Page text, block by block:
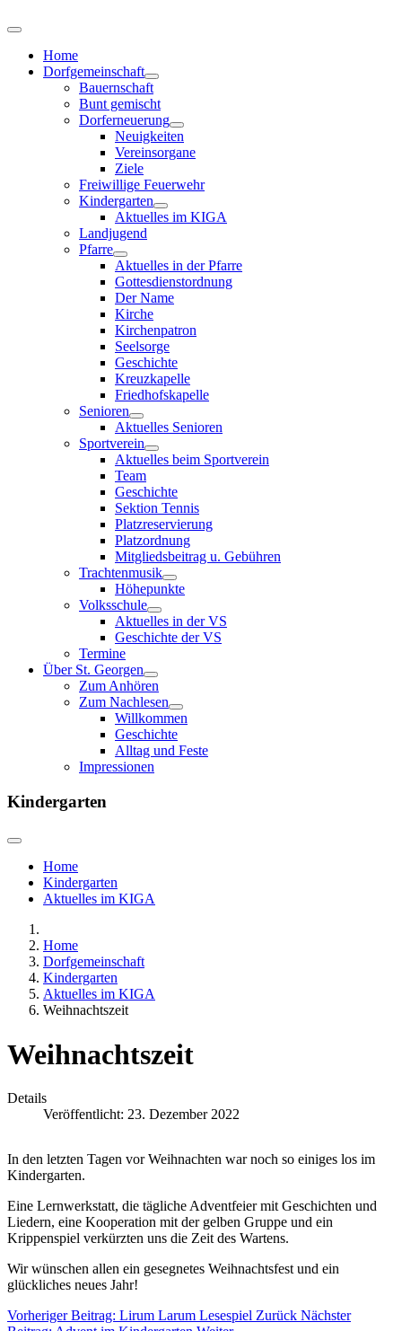
Home
Dorfgemeinschaft
Bauernschaft
Bunt gemischt
Dorferneuerung
Neuigkeiten
Vereinsorgane
Ziele
Freiwillige Feuerwehr
Kindergarten
Aktuelles im KIGA
Landjugend
Pfarre
Aktuelles in der Pfarre
Gottesdienstordnung
Der Name
Kirche
Kirchenpatron
Seelsorge
Geschichte
Kreuzkapelle
Friedhofskapelle
Senioren
Aktuelles Senioren
Sportverein
Aktuelles beim Sportverein
Team
Geschichte
Sektion Tennis
Platzreservierung
Platzordnung
Mitgliedsbeitrag u. Gebühren
Trachtenmusik
Höhepunkte
Volksschule
Aktuelles in der VS
Geschichte der VS
Termine
Über St. Georgen
Zum Anhören
Zum Nachlesen
Willkommen
Geschichte
Alltag und Feste
Impressionen
Kindergarten
Home
Kindergarten
Aktuelles im KIGA
Home
Dorfgemeinschaft
Kindergarten
Aktuelles im KIGA
Weihnachtszeit
Weihnachtszeit
Details
Veröffentlicht: 23. Dezember 2022
In den letzten Tagen vor Weihnachten war noch so einiges los im
Kindergarten.
Eine Lernwerkstatt, die tägliche Adventfeier mit Geschichten und
Liedern, eine Kooperation mit der gelben Gruppe und ein
Krippenspiel verkürzten uns die Zeit des Wartens.
Wir wünschen allen ein gesegnetes Weihnachtsfest und ein
glückliches neues Jahr!
Vorheriger Beitrag: Lirum Larum Lesespiel Zurück Nächster